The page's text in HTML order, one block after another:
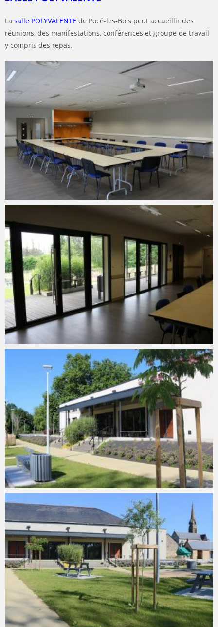
La salle POLYVALENTE de Pocé-les-Bois peut accueillir des
réunions, des manifestations, conférences et groupe de travail
y compris des repas.